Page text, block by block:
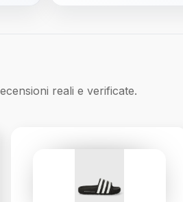
reali e verificate.